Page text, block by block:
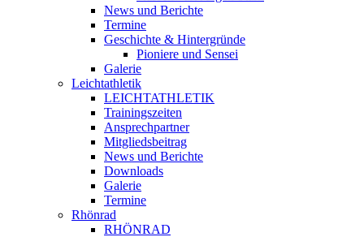
News und Berichte
Termine
Geschichte & Hintergründe
Pioniere und Sensei
Galerie
Leichtathletik
LEICHTATHLETIK
Trainingszeiten
Ansprechpartner
Mitgliedsbeitrag
News und Berichte
Downloads
Galerie
Termine
Rhönrad
RHÖNRAD